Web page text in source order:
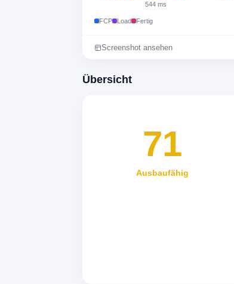
544 ms
FCP Load Fertig
Screenshot ansehen
Übersicht
71
Ausbaufähig